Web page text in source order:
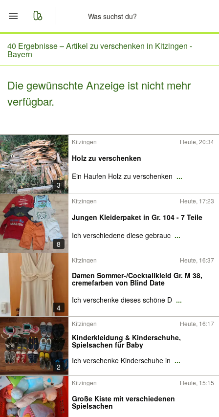
Start
Merkliste
Nachrichten
40 Ergebnisse –Artikel zu verschenken in Kitzingen -
Bayern
Die gewünschte Anzeige ist nicht mehr
verfügbar.
3
Kitzingen Heute, 20:34
Holz zu verschenken
Ein Haufen Holz zu verschenken ...
8
Kitzingen Heute, 17:23
Jungen Kleiderpaket in Gr. 104 - 7 Teile
Ich verschiedene diese gebrauc ...
4
Kitzingen Heute, 16:37
Damen Sommer-/Cocktailkleid Gr. M 38,
cremefarben von Blind Date
Ich verschenke dieses schöne D ...
2
Kitzingen Heute, 16:17
Kinderkleidung & Kinderschuhe,
Spielsachen für Baby
Ich verschenke Kinderschuhe in ...
Kitzingen Heute, 15:15
Große Kiste mit verschiedenen
Spielsachen